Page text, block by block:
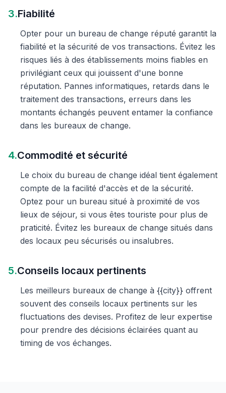
3.Fiabilité
Opter pour un bureau de change réputé garantit la
fiabilité et la sécurité de vos transactions. Évitez les
risques liés à des établissements moins fiables en
privilégiant ceux qui jouissent d'une bonne
réputation. Pannes informatiques, retards dans le
traitement des transactions, erreurs dans les
montants échangés peuvent entamer la confiance
dans les bureaux de change.
4.Commodité et sécurité
Le choix du bureau de change idéal tient également
compte de la facilité d'accès et de la sécurité.
Optez pour un bureau situé à proximité de vos
lieux de séjour, si vous êtes touriste pour plus de
praticité. Évitez les bureaux de change situés dans
des locaux peu sécurisés ou insalubres.
5.Conseils locaux pertinents
Les meilleurs bureaux de change à {{city}} offrent
souvent des conseils locaux pertinents sur les
fluctuations des devises. Profitez de leur expertise
pour prendre des décisions éclairées quant au
timing de vos échanges.